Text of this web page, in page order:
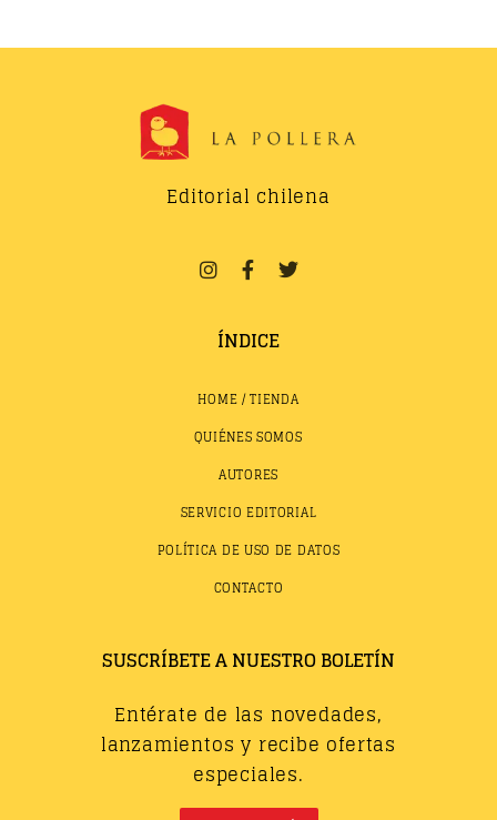
Editorial chilena
ÍNDICE
HOME / TIENDA
QUIÉNES SOMOS
AUTORES
SERVICIO EDITORIAL
POLÍTICA DE USO DE DATOS
CONTACTO
SUSCRÍBETE A NUESTRO BOLETÍN
Entérate de las novedades,
lanzamientos y recibe ofertas
especiales.